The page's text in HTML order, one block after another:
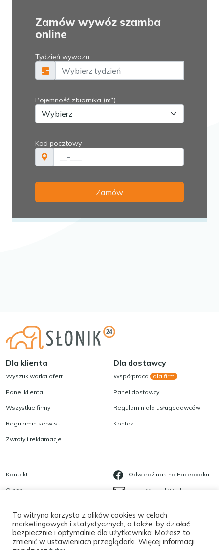
Dla klienta
Wyszukiwarka ofert
Panel klienta
Wszystkie firmy
Regulamin serwisu
Zwroty i reklamacje
Dla dostawcy
Współpraca dla firm
Panel dostawcy
Regulamin dla usługodawców
Kontakt
Kontakt
O nas
Polityka prywatności
Płatności
Odwiedź nas na Facebooku
biuro@slonik24.pl
Ta witryna korzysta z plików cookies w celach
marketingowych i statystycznych, a także, by działać
bezpiecznie i optymalnie dla użytkownika. Możesz to
zmienić w ustawieniach przeglądarki. Więcej informacji